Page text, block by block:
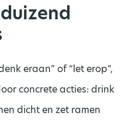
eraan” of “let erop”,
concrete acties: drink
dicht en zet ramen